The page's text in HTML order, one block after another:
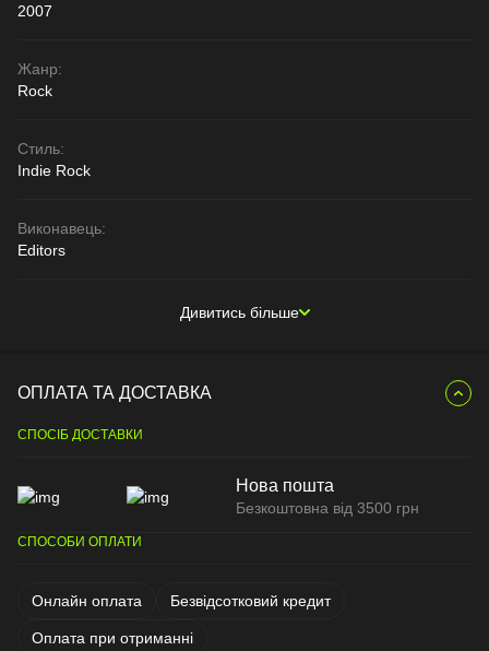
2007
Жанр:
Rock
Стиль:
Indie Rock
Виконавець:
Editors
Дивитись більше
ОПЛАТА ТА ДОСТАВКА
СПОСІБ ДОСТАВКИ
Нова пошта
Безкоштовна від 3500 грн
СПОСОБИ ОПЛАТИ
Онлайн оплата Безвідсотковий кредит
Оплата при отриманні